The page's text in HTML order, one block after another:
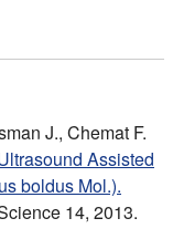
J., Chemat F.
Assisted
boldus Mol.).
14, 2013.